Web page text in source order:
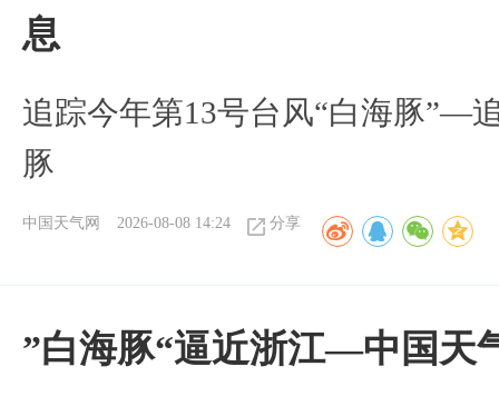
息
追踪今年第13号台风“白海豚”—
豚
中国天气网 2026-08-08 14:24 分享
”白海豚“逼近浙江—中国天